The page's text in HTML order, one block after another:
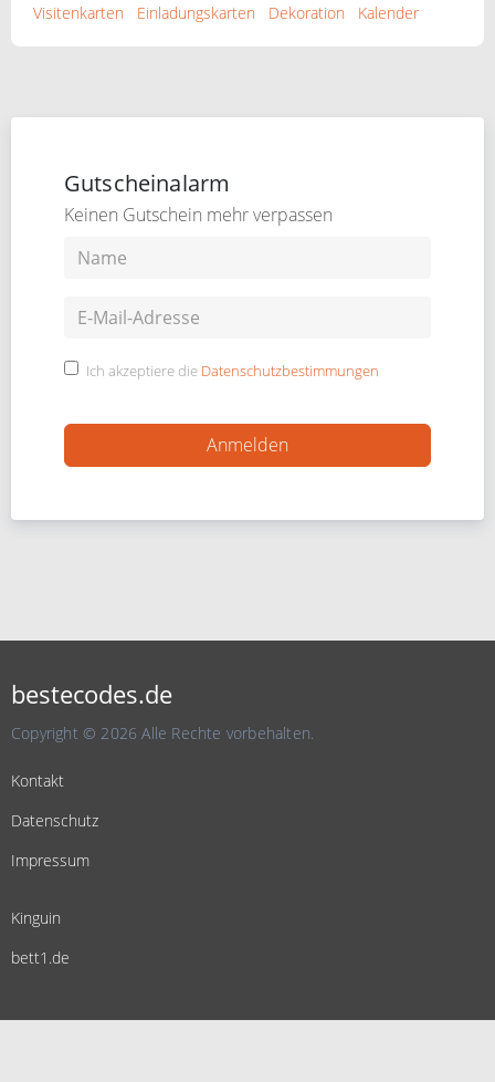
Visitenkarten
Einladungskarten Dekoration Kalender
Gutscheinalarm
Keinen Gutschein mehr verpassen
Ich akzeptiere die Datenschutzbestimmungen
bestecodes.de
Copyright © 2026 Alle Rechte vorbehalten.
Kontakt
Datenschutz
Impressum
Kinguin
bett1.de